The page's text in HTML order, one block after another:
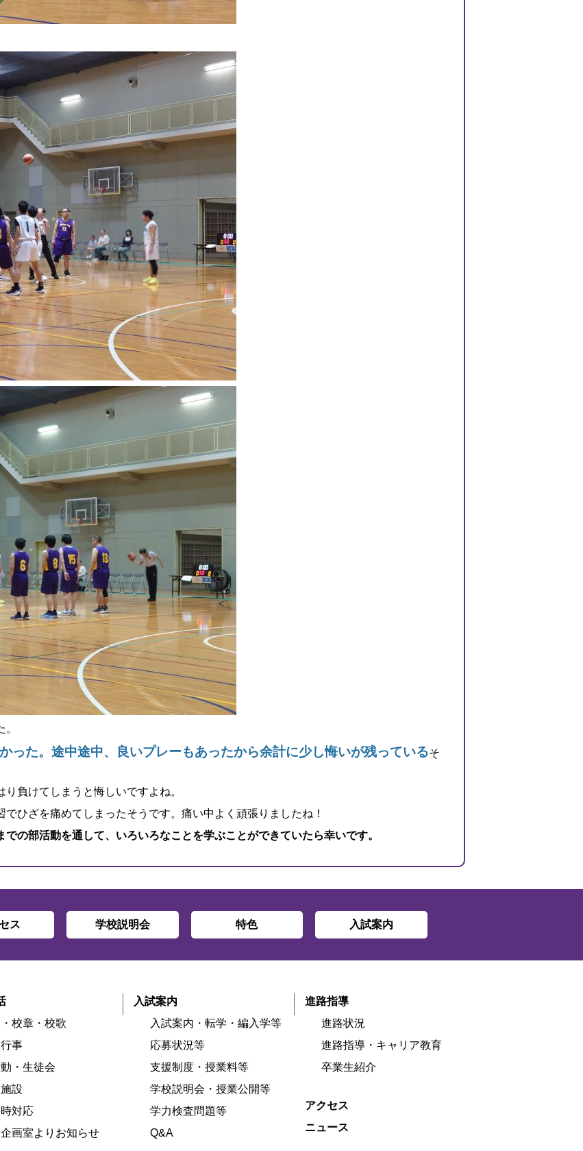
った。途中途中、良いプレーもあったから余計に少し悔いが残っているそ
負けてしまうと悔しいですよね。
ひざを痛めてしまったそうです。痛い中よく頑張りましたね！
の部活動を通して、いろいろなことを学ぶことができていたら幸いです。
ス 学校説明会 特色 入試案内
校章・校歌
事
・生徒会
設
対応
画室よりお知らせ
入試案内
入試案内・転学・編入学等
応募状況等
支援制度・授業料等
学校説明会・授業公開等
学力検査問題等
Q&A
進路指導
進路状況
進路指導・キャリア教育
卒業生紹介
アクセス
ニュース